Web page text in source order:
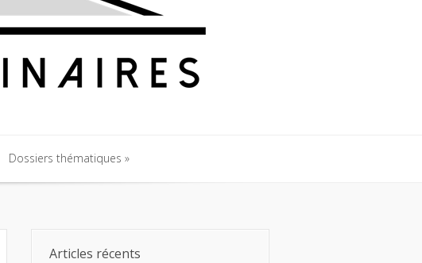
Dossiers thématiques
Articles récents